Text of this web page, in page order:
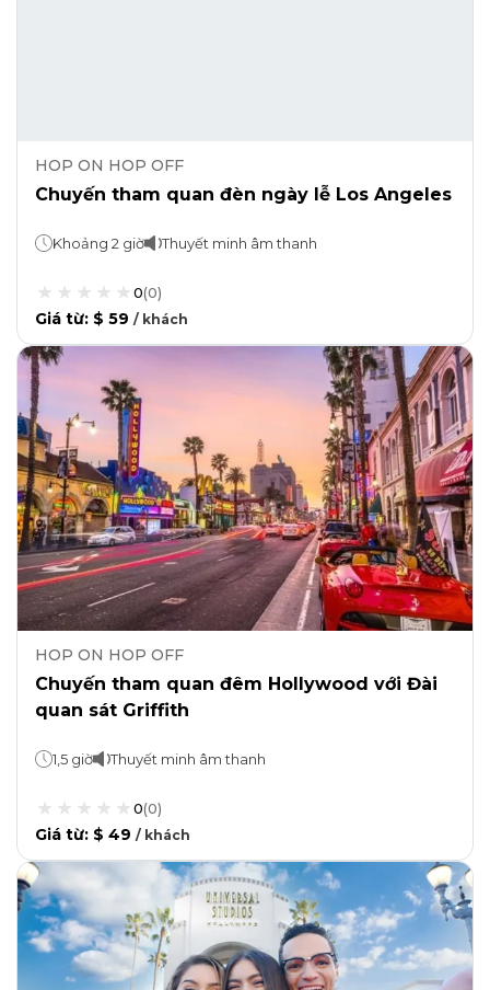
HOP ON HOP OFF
Chuyến tham quan đèn ngày lễ Los Angeles
Khoảng 2 giờ Thuyết minh âm thanh
0(0)
Giá từ: $ 59 / khách
HOP ON HOP OFF
Chuyến tham quan đêm Hollywood với Đài
quan sát Griffith
1,5 giờ Thuyết minh âm thanh
0(0)
Giá từ: $ 49 / khách